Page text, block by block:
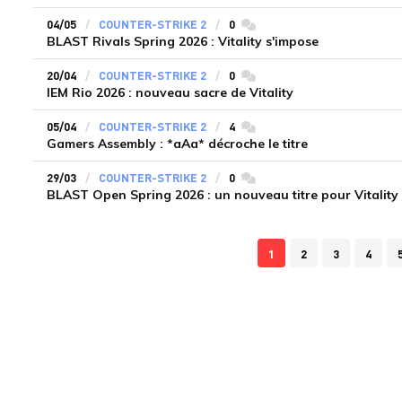
04/05 COUNTER-STRIKE 2 0 commentaires
BLAST Rivals Spring 2026 : Vitality s'impose
20/04 COUNTER-STRIKE 2 0 commentaires
IEM Rio 2026 : nouveau sacre de Vitality
05/04 COUNTER-STRIKE 2 4 commentaires
Gamers Assembly : *aAa* décroche le titre
29/03 COUNTER-STRIKE 2 0 commentaires
BLAST Open Spring 2026 : un nouveau titre pour Vitality
1 2 3 4